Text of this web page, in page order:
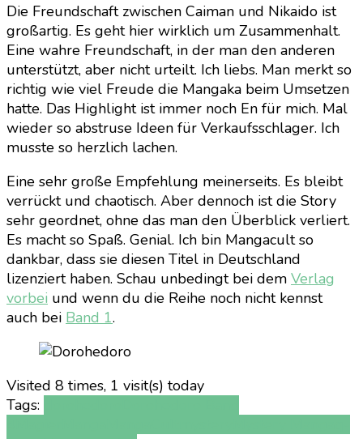
Die Freundschaft zwischen Caiman und Nikaido ist
großartig. Es geht hier wirklich um Zusammenhalt.
Eine wahre Freundschaft, in der man den anderen
unterstützt, aber nicht urteilt. Ich liebs. Man merkt so
richtig wie viel Freude die Mangaka beim Umsetzen
hatte. Das Highlight ist immer noch En für mich. Mal
wieder so abstruse Ideen für Verkaufsschlager. Ich
musste so herzlich lachen.
Eine sehr große Empfehlung meinerseits. Es bleibt
verrückt und chaotisch. Aber dennoch ist die Story
sehr geordnet, ohne das man den Überblick verliert.
Es macht so Spaß. Genial. Ich bin Mangacult so
dankbar, dass sie diesen Titel in Deutschland
lizenziert haben. Schau unbedingt bei dem Verlag
vorbei und wenn du die Reihe noch nicht kennst
auch bei Band 1.
Visited 8 times, 1 visit(s) today
Tags: